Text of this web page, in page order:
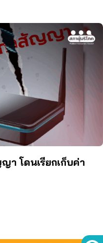
า โดนเรียกเก็บค่า